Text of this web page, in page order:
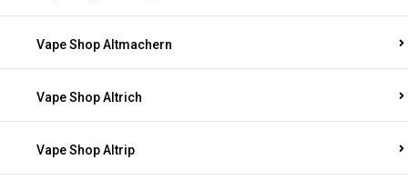
Vape Shop Altmachern
Vape Shop Altrich
Vape Shop Altrip